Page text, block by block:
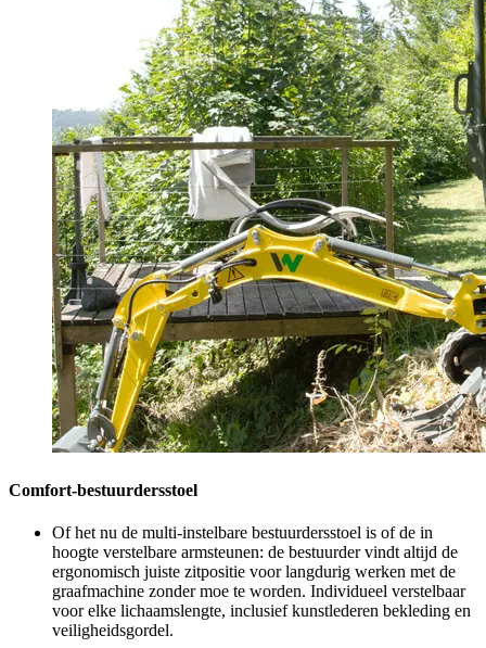
Comfort-bestuurdersstoel
Of het nu de multi-instelbare bestuurdersstoel is of de in
hoogte verstelbare armsteunen: de bestuurder vindt altijd de
ergonomisch juiste zitpositie voor langdurig werken met de
graafmachine zonder moe te worden. Individueel verstelbaar
voor elke lichaamslengte, inclusief kunstlederen bekleding en
veiligheidsgordel.